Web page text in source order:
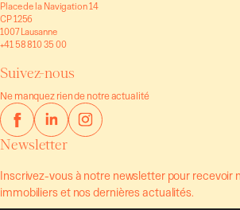
Place de la Navigation 14
CP 1256
1007 Lausanne
+41 58 810 35 00
Suivez-nous
Ne manquez rien de notre actualité
Newsletter
Inscrivez-vous à notre newsletter pour recevoir
immobiliers et nos dernières actualités.